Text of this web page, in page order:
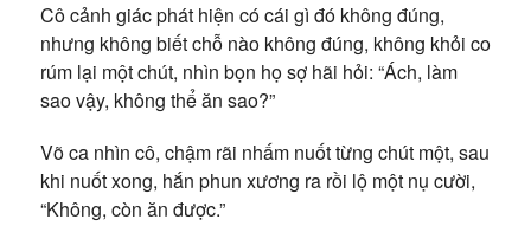
Cô cảnh giác phát hiện có cái gì đó không đúng,
nhưng không biết chỗ nào không đúng, không khỏi co
rúm lại một chút, nhìn bọn họ sợ hãi hỏi: “Ách, làm
sao vậy, không thể ăn sao?”
Võ ca nhìn cô, chậm rãi nhấm nuốt từng chút một, sau
khi nuốt xong, hắn phun xương ra rồi lộ một nụ cười,
“Không, còn ăn được.”